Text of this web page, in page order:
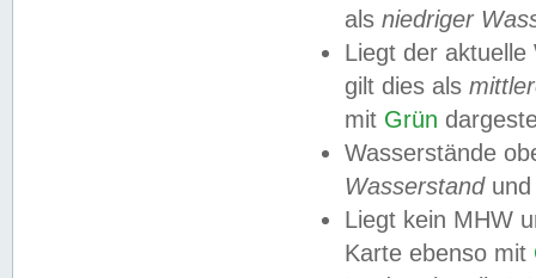
als niedriger
Liegt der
gilt dies als
mit Grün
Wasserstände
Wasserstandund
Liegt kein MHW
Karte ebenso mit